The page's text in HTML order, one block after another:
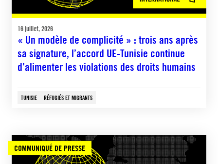
16 juillet, 2026
« Un modèle de complicité » : trois ans après
sa signature, l’accord UE-Tunisie continue
d’alimenter les violations des droits humains
TUNISIE RÉFUGIÉS ET MIGRANTS
COMMUNIQUÉ DE PRESSE